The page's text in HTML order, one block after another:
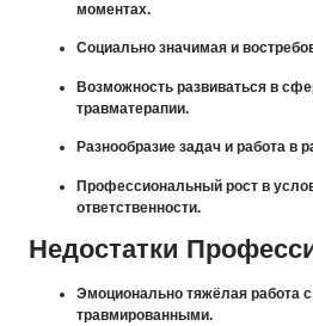
моментах.
Социально значимая и
Возможность развиваться в
травматерапии.
Разнообразие задач и работа в
Профессиональный рост в
ответственности.
Недостатки
Эмоционально тяжёлая работа
травмированными.